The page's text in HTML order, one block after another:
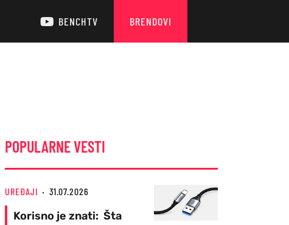
BENCHTV BRENDOVI
POPULARNE VESTI
UREĐAJI 31.07.2026
Korisno je znati: Šta